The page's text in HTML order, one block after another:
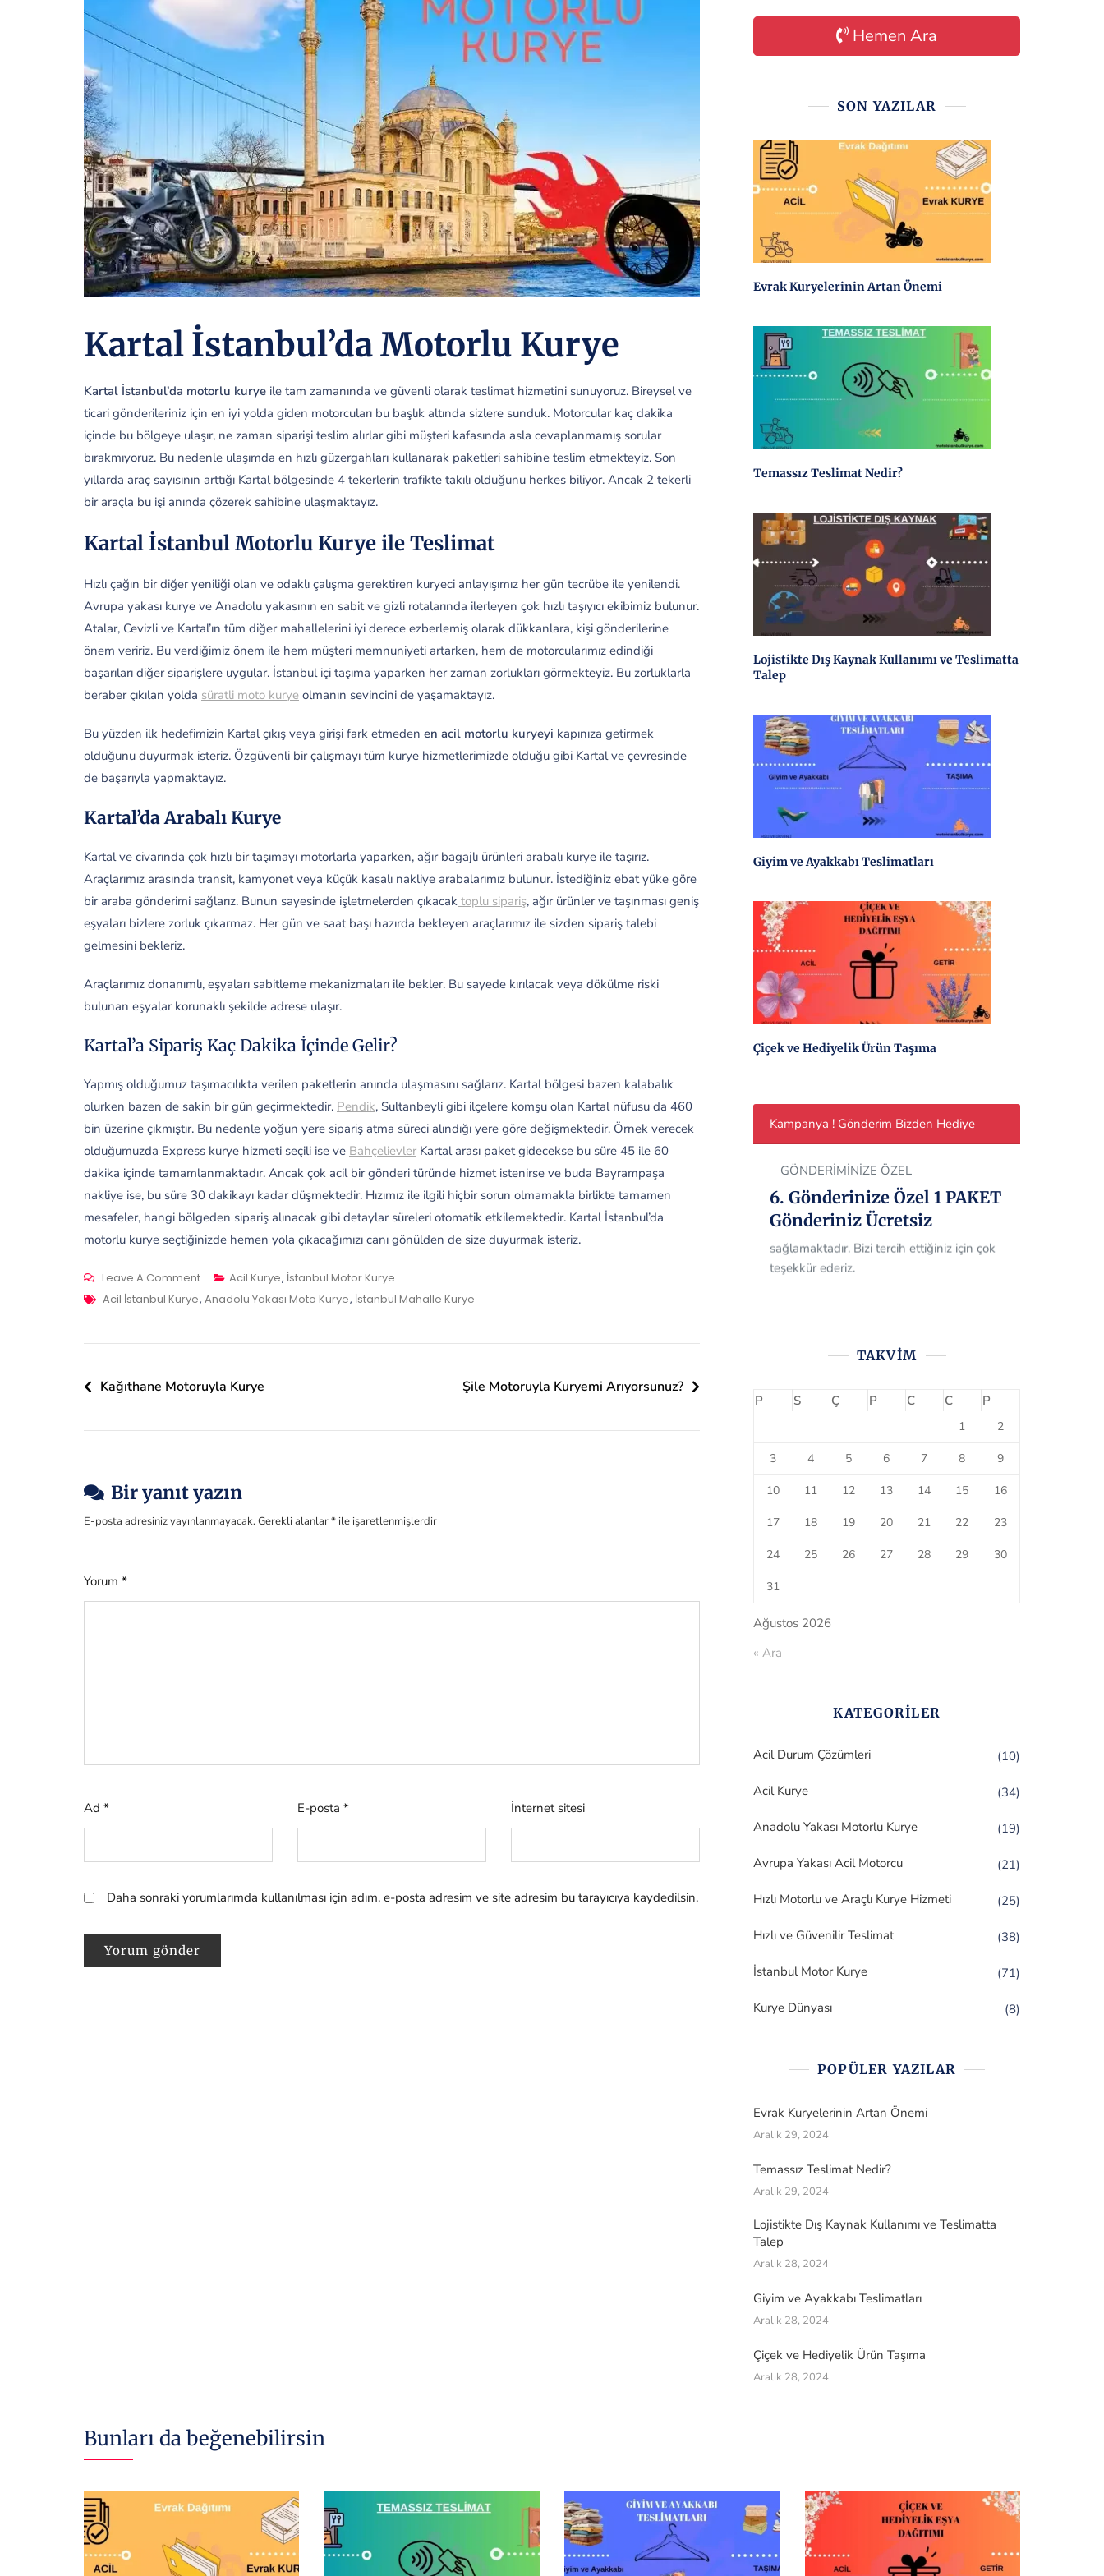
Kartal İstanbul’da Motorlu Kurye
Kartal İstanbul’da motorlu kurye ile tam zamanında ve güvenli olarak teslimat hizmetini sunuyoruz. Bireysel ve
ticari gönderileriniz için en iyi yolda giden motorcuları bu başlık altında sizlere sunduk. Motorcular kaç dakika
içinde bu bölgeye ulaşır, ne zaman siparişi teslim alırlar gibi müşteri kafasında asla cevaplanmamış sorular
bırakmıyoruz. Bu nedenle ulaşımda en hızlı güzergahları kullanarak paketleri sahibine teslim etmekteyiz. Son
yıllarda araç sayısının arttığı Kartal bölgesinde 4 tekerlerin trafikte takılı olduğunu herkes biliyor. Ancak 2 tekerli
bir araçla bu işi anında çözerek sahibine ulaşmaktayız.
Kartal İstanbul Motorlu Kurye ile Teslimat
Hızlı çağın bir diğer yeniliği olan ve odaklı çalışma gerektiren kuryeci anlayışımız her gün tecrübe ile yenilendi.
Avrupa yakası kurye ve Anadolu yakasının en sabit ve gizli rotalarında ilerleyen çok hızlı taşıyıcı ekibimiz bulunur.
Atalar, Cevizli ve Kartal’ın tüm diğer mahallelerini iyi derece ezberlemiş olarak dükkanlara, kişi gönderilerine
önem veririz. Bu verdiğimiz önem ile hem müşteri memnuniyeti artarken, hem de motorcularımız edindiği
başarıları diğer siparişlere uygular. İstanbul içi taşıma yaparken her zaman zorlukları görmekteyiz. Bu zorluklarla
beraber çıkılan yolda süratli moto kurye olmanın sevincini de yaşamaktayız.
Bu yüzden ilk hedefimizin Kartal çıkış veya girişi fark etmeden en acil motorlu kuryeyi kapınıza getirmek
olduğunu duyurmak isteriz. Özgüvenli bir çalışmayı tüm kurye hizmetlerimizde olduğu gibi Kartal ve çevresinde
de başarıyla yapmaktayız.
Kartal’da Arabalı Kurye
Kartal ve civarında çok hızlı bir taşımayı motorlarla yaparken, ağır bagajlı ürünleri arabalı kurye ile taşırız.
Araçlarımız arasında transit, kamyonet veya küçük kasalı nakliye arabalarımız bulunur. İstediğiniz ebat yüke göre
bir araba gönderimi sağlarız. Bunun sayesinde işletmelerden çıkacak toplu sipariş, ağır ürünler ve taşınması geniş
eşyaları bizlere zorluk çıkarmaz. Her gün ve saat başı hazırda bekleyen araçlarımız ile sizden sipariş talebi
gelmesini bekleriz.
Araçlarımız donanımlı, eşyaları sabitleme mekanizmaları ile bekler. Bu sayede kırılacak veya dökülme riski
bulunan eşyalar korunaklı şekilde adrese ulaşır.
Kartal’a Sipariş Kaç Dakika İçinde Gelir?
Yapmış olduğumuz taşımacılıkta verilen paketlerin anında ulaşmasını sağlarız. Kartal bölgesi bazen kalabalık
olurken bazen de sakin bir gün geçirmektedir. Pendik, Sultanbeyli gibi ilçelere komşu olan Kartal nüfusu da 460
bin üzerine çıkmıştır. Bu nedenle yoğun yere sipariş atma süreci alındığı yere göre değişmektedir. Örnek verecek
olduğumuzda Express kurye hizmeti seçili ise ve Bahçelievler Kartal arası paket gidecekse bu süre 45 ile 60
dakika içinde tamamlanmaktadır. Ancak çok acil bir gönderi türünde hizmet istenirse ve buda Bayrampaşa
nakliye ise, bu süre 30 dakikayı kadar düşmektedir. Hızımız ile ilgili hiçbir sorun olmamakla birlikte tamamen
mesafeler, hangi bölgeden sipariş alınacak gibi detaylar süreleri otomatik etkilemektedir. Kartal İstanbul’da
motorlu kurye seçtiğinizde hemen yola çıkacağımızı canı gönülden de size duyurmak isteriz.
Leave A CommentOn
Kartal
Motorlu
Acil Kurye, İstanbul Motor Kurye
Tags
Acil İstanbul Kurye, Anadolu Yakası Moto Kurye, İstanbul Mahalle Kurye
Yazı
Kağıthane Motoruyla Kurye Şile Motoruyla Kuryemi Arıyorsunuz?
Bir yanıt yazın
E-posta adresiniz yayınlanmayacak.Gerekli alanlar* ile işaretlenmişlerdir
Yorum *
Ad * E-posta * İnternet sitesi
Daha sonraki yorumlarımda kullanılması için adım, e-posta adresim ve site adresim bu tarayıcıya kaydedilsin.
Hemen Ara
SON YAZILAR
Evrak Kuryelerinin Artan Önemi
Temassız Teslimat Nedir?
Lojistikte Dış Kaynak Kullanımı ve Teslimatta
Talep
Giyim ve Ayakkabı Teslimatları
Çiçek ve Hediyelik Ürün Taşıma
Kampanya ! Gönderim Bizden Hediye
GÖNDERİMİNİZE ÖZEL
6. Gönderinize Özel 1 PAKET
Gönderiniz Ücretsiz
planda tutan firmamız, tüm müşterilerine
sağlamaktadır. Bizi tercih ettiğiniz için çok
teşekkür ederiz.
TAKVIM
Ağustos 2026
P S Ç P C C P
1 2
3 4 5 6 7 8 9
10 11 12 13 14 15 16
17 18 19 20 21 22 23
24 25 26 27 28 29 30
31
« Ara
KATEGORILER
Acil Durum Çözümleri (10)
Acil Kurye (34)
Anadolu Yakası Motorlu Kurye (19)
Avrupa Yakası Acil Motorcu (21)
Hızlı Motorlu ve Araçlı Kurye Hizmeti (25)
Hızlı ve Güvenilir Teslimat (38)
İstanbul Motor Kurye (71)
Kurye Dünyası (8)
POPÜLER YAZILAR
Evrak Kuryelerinin Artan Önemi
Aralık 29, 2024
Temassız Teslimat Nedir?
Aralık 29, 2024
Lojistikte Dış Kaynak Kullanımı ve Teslimatta
Talep
Aralık 28, 2024
Giyim ve Ayakkabı Teslimatları
Aralık 28, 2024
Çiçek ve Hediyelik Ürün Taşıma
Aralık 28, 2024
Bunları da beğenebilirsin